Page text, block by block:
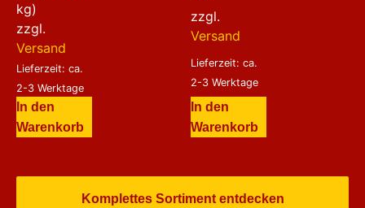
kg)
zzgl.
Versand
Lieferzeit: ca.
2-3 Werktage
In den
Warenkorb
zzgl.
Versand
Lieferzeit: ca.
2-3 Werktage
In den
Warenkorb
Komplettes Sortiment entdecken